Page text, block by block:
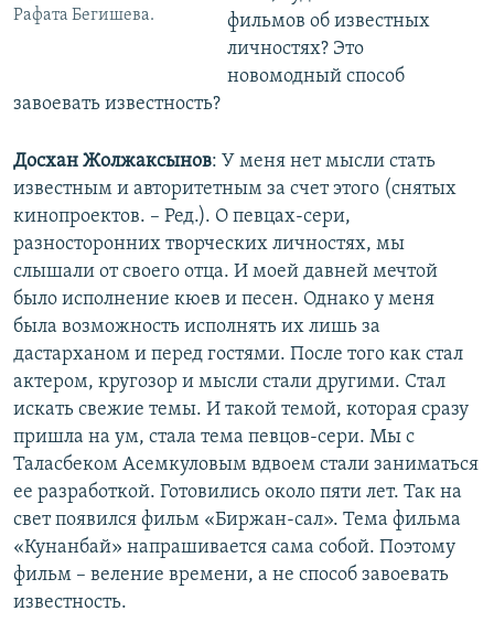
Рафата Бегишева.
фильмов об известных
личностях? Это
новомодный способ
завоевать известность?
Досхан Жолжаксынов: У меня нет мысли стать
известным и авторитетным за счет этого (снятых
кинопроектов. – Ред.). О певцах-сери,
разносторонних творческих личностях, мы
слышали от своего отца. И моей давней мечтой
было исполнение кюев и песен. Однако у меня
была возможность исполнять их лишь за
дастарханом и перед гостями. После того как стал
актером, кругозор и мысли стали другими. Стал
искать свежие темы. И такой темой, которая сразу
пришла на ум, стала тема певцов-сери. Мы с
Таласбеком Асемкуловым вдвоем стали заниматься
ее разработкой. Готовились около пяти лет. Так на
свет появился фильм «Биржан-сал». Тема фильма
«Кунанбай» напрашивается сама собой. Поэтому
фильм – веление времени, а не способ завоевать
известность.